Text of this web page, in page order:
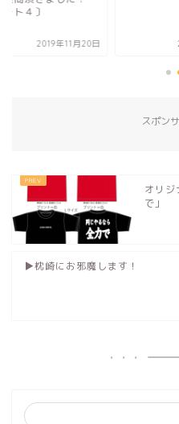
2019年11月14日
スポン
オリジ
で」
▶︎枕崎にお邪魔します！